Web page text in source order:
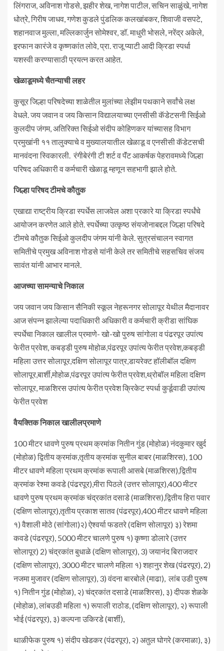
लिंगराज, अविनाश गोडसे, झहीर शेख, नागेश पाटील, सचिन साळुंखे, नागेश
धोत्रे, गिरीष जाधव, गणेश कुडले पुंडलिक कलखांबकर, शिवाजी वसपटे,
शहानवाज मुल्ला, मल्लिकार्जुन सोमेश्वर, डॉ. माधुरी भोसले, नरेंद्र अकेले,
इरफान कारंजे व कृष्णकांत लोवे, प्रा. राजू प्याटी आदी क्रिडा स्पर्धा
यशस्वी करण्यासाठी प्रयत्न करत आहेत.
खेळाडूमध्ये चैतन्याची लहर
कुसूर जिल्हा परिषदेच्या शाळेतील मुलांच्या लेझीम पथकाने सर्वांचे लक्ष
वेधले. जय जवान व जय किसान विद्यालयाच्या एनसीसी कॅडेटसनी सिईओ
कुलदीप जंगम, अतिरिक्त सिईओ संदीप कोहिणकर यांच्यासह विभाग
प्रमुखांनी ११ तालुक्याचे व मुख्यालयातील खेळाडू व एनसीसी कॅडेटसची
मानवंदना स्विकारली. रंगीबेरंगी टी शर्ट व पॅंट आकर्षक पेहरावमध्ये जिल्हा
परिषद अधिकारी व कर्मचारी खेळाडू म्हणून सहभागी झाले होते.
जिल्हा परिषद टीमचे कौतुक
एखाद्या राष्ट्रीय क्रिडा स्पर्धेस लाजवेल अशा प्रकारे या क्रिडा स्पर्धंचे
आयोजन करणेत आले होते. स्पर्धेच्या उत्कृष्ठ संयजोनाबद्दल जिल्हा परिषदे
टीमचे कौतुक सिईओ कुलदीप जंगम यांनी केले. सुत्रसंचालन स्वागत
समितीचे प्रमुख अविनाश गोडसे यांनी केले तर समितीचे सहसचिव संजय
सावंत यांनी आभार मानले.
आजच्या सामन्याचे निकाल
जय जवान जय किसान सैनिकी स्कूल नेहरूनगर सोलापूर येथील मैदानावर
आज संपन्न झालेल्या पदाधिकारी अधिकारी व कर्मचारी क्रीडा सांघिक
स्पर्धेचा निकाल खालील प्रमाणे- खो-खो पुरुष सांगोला व पंढरपूर उपांत्य
फेरीत प्रवेश, कबड्डी पुरुष मोहोळ,पंढरपूर उपांत्य फेरीत प्रवेश,कबड्डी
महिला उत्तर सोलापूर,दक्षिण सोलापूर पात्र,डायरेक्ट हॉलीबॉल दक्षिण
सोलापूर,बार्शी,मोहोळ,पंढरपूर उपांत्य फेरीत प्रवेश,थ्रोबॉल महिला दक्षिण
सोलापूर, माळशिरस उपांत्य फेरीत प्रवेश क्रिकेट स्पर्धा कुर्डूवाडी उपांत्य
फेरीत प्रवेश
वैयक्तिक निकाल खालीलप्रमाणे
100 मीटर धावणे पुरुष प्रथम क्रमांक नितीन गुंड (मोहोळ) नंदकुमार खुर्द
(मोहोळ) द्वितीय क्रमांक,तृतीय क्रमांक सुनील बाबर (माळशिरस), 100
मीटर धावणे महिला प्रथम क्रमांक रूपाली आसबे (माळशिरस),द्वितीय
क्रमांक रेश्मा कवडे (पंढरपूर),मीरा पिठले (उत्तर सोलापूर),400 मीटर
धावणे पुरुष प्रथम क्रमांक चंद्रकांत दसाडे (माळशिरस),द्वितीय हिरा पवार
(दक्षिण सोलापूर),तृतीय प्रकाश सातव (पंढरपूर),400 मीटर धावणे महिला
१) वैशाली मोठे (सांगोला)२) ऐश्वर्या फडतरे (दक्षिण सोलापूर) ३) रेशमा
कवडे (पंढरपूर), 5000 मीटर चालणे पुरुष १) कृष्णा डोलारे (उत्तर
सोलापूर) 2) चंद्रकांत बुधाळे (दक्षिण सोलापूर), 3) जयानंद बिराजदार
(दक्षिण सोलापूर), 3000 मीटर चालणे महिला १) शहानुर शेख (पंढरपूर), 2)
नजमा मुजावर (दक्षिण सोलापूर), 3) वंदना बारबोले (माढा), लांब उडी पुरुष
१) नितीन गुंड (मोहोळ), २) चंद्रकांत दसाडे (माळशिरस), ३) दीपक शेळके
(मोहोळ), लांबउडी महिला १) रूपाली राठोड, (दक्षिण सोलापूर), २) रूपाली
भोई (पंढरपूर), ३) कल्पना उकिरडे (बार्शी),
थाळीफेक पुरुष १) संदीप खेडकर (पंढरपूर), २) अतुल घोगरे (करमाळा), ३)